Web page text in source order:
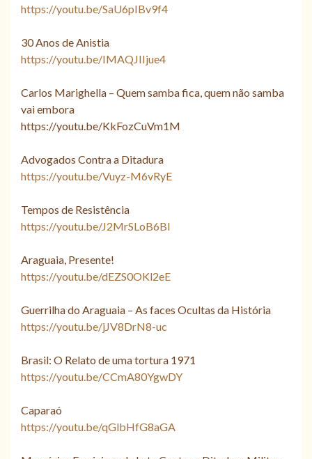
https://youtu.be/SaU6pIBv9f4
30 Anos de Anistia
https://youtu.be/IMAQJIIjue4
Carlos Marighella – Quem samba fica, quem não samba
vai embora
https://youtu.be/KkFozCuVm1M
Advogados Contra a Ditadura
https://youtu.be/Vuyz-M6vRyE
Tempos de Resistência
https://youtu.be/J2MrSLoB6BI
Araguaia, Presente!
https://youtu.be/dEZS0OKl2eE
Guerrilha do Araguaia – As faces Ocultas da História
https://youtu.be/jJV8DrN8-uc
Brasil: O Relato de uma tortura 1971
https://youtu.be/CCmA80YgwDY
Caparaó
https://youtu.be/qGlbHfG8aGA